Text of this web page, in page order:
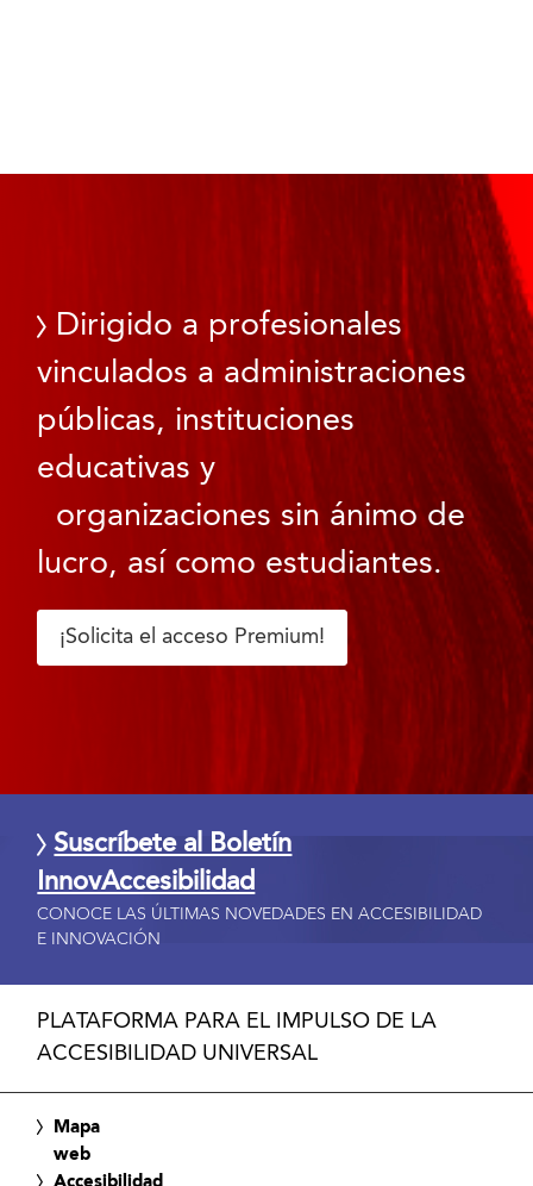
Dirigido a profesionales
vinculados a administraciones
públicas, instituciones
educativas y
organizaciones sin ánimo de
lucro, así como estudiantes.
¡Solicita el acceso Premium!
Suscríbete al Boletín
InnovAccesibilidad
CONOCE LAS ÚLTIMAS NOVEDADES EN ACCESIBILIDAD
E INNOVACIÓN
PLATAFORMA PARA EL IMPULSO DE LA
ACCESIBILIDAD UNIVERSAL
Mapa
web
Accesibilidad